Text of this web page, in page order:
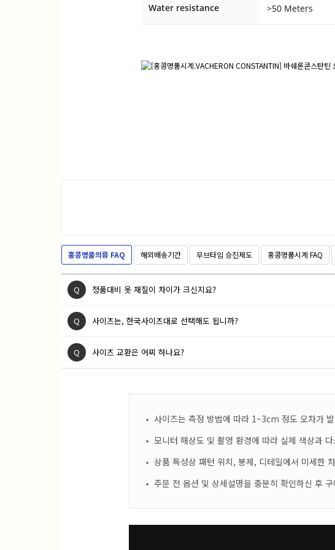
Water resistance >50 Meters
홍콩명품의류 FAQ 해외배송기간 무브타임 승진제도 홍콩명품시계 FAQ
Q 정품대비 옷 재질이 차이가 크신지요?
Q 사이즈는, 한국사이즈대로 선택해도 됩니까?
Q 사이즈 교환은 어찌 하나요?
사이즈는 측정 방법에 따라 1~3cm 정도 오차가
모니터 해상도 및 촬영 환경에 따라 실제 색상과
상품 특성상 패턴 위치, 봉제, 디테일에서 미세한
주문 전 옵션 및 상세설명을 충분히 확인하신 후